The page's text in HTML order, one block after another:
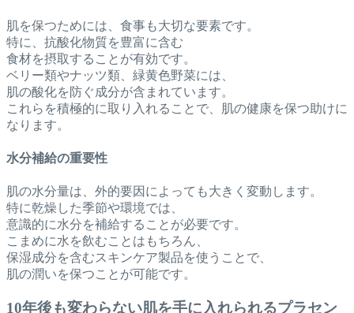
肌を保つためには、食事も大切な要素です。
特に、抗酸化物質を豊富に含む
食材を摂取することが有効です。
ベリー類やナッツ類、緑黄色野菜には、
肌の酸化を防ぐ成分が含まれています。
これらを積極的に取り入れることで、肌の健康を保つ助けに
なります。
水分補給の重要性
肌の水分量は、外的要因によっても大きく変動します。
特に乾燥した季節や環境では、
意識的に水分を補給することが必要です。
こまめに水を飲むことはもちろん、
保湿成分を含むスキンケア製品を使うことで、
肌の潤いを保つことが可能です。
10年後も変わらない肌を手に入れられるプラセン